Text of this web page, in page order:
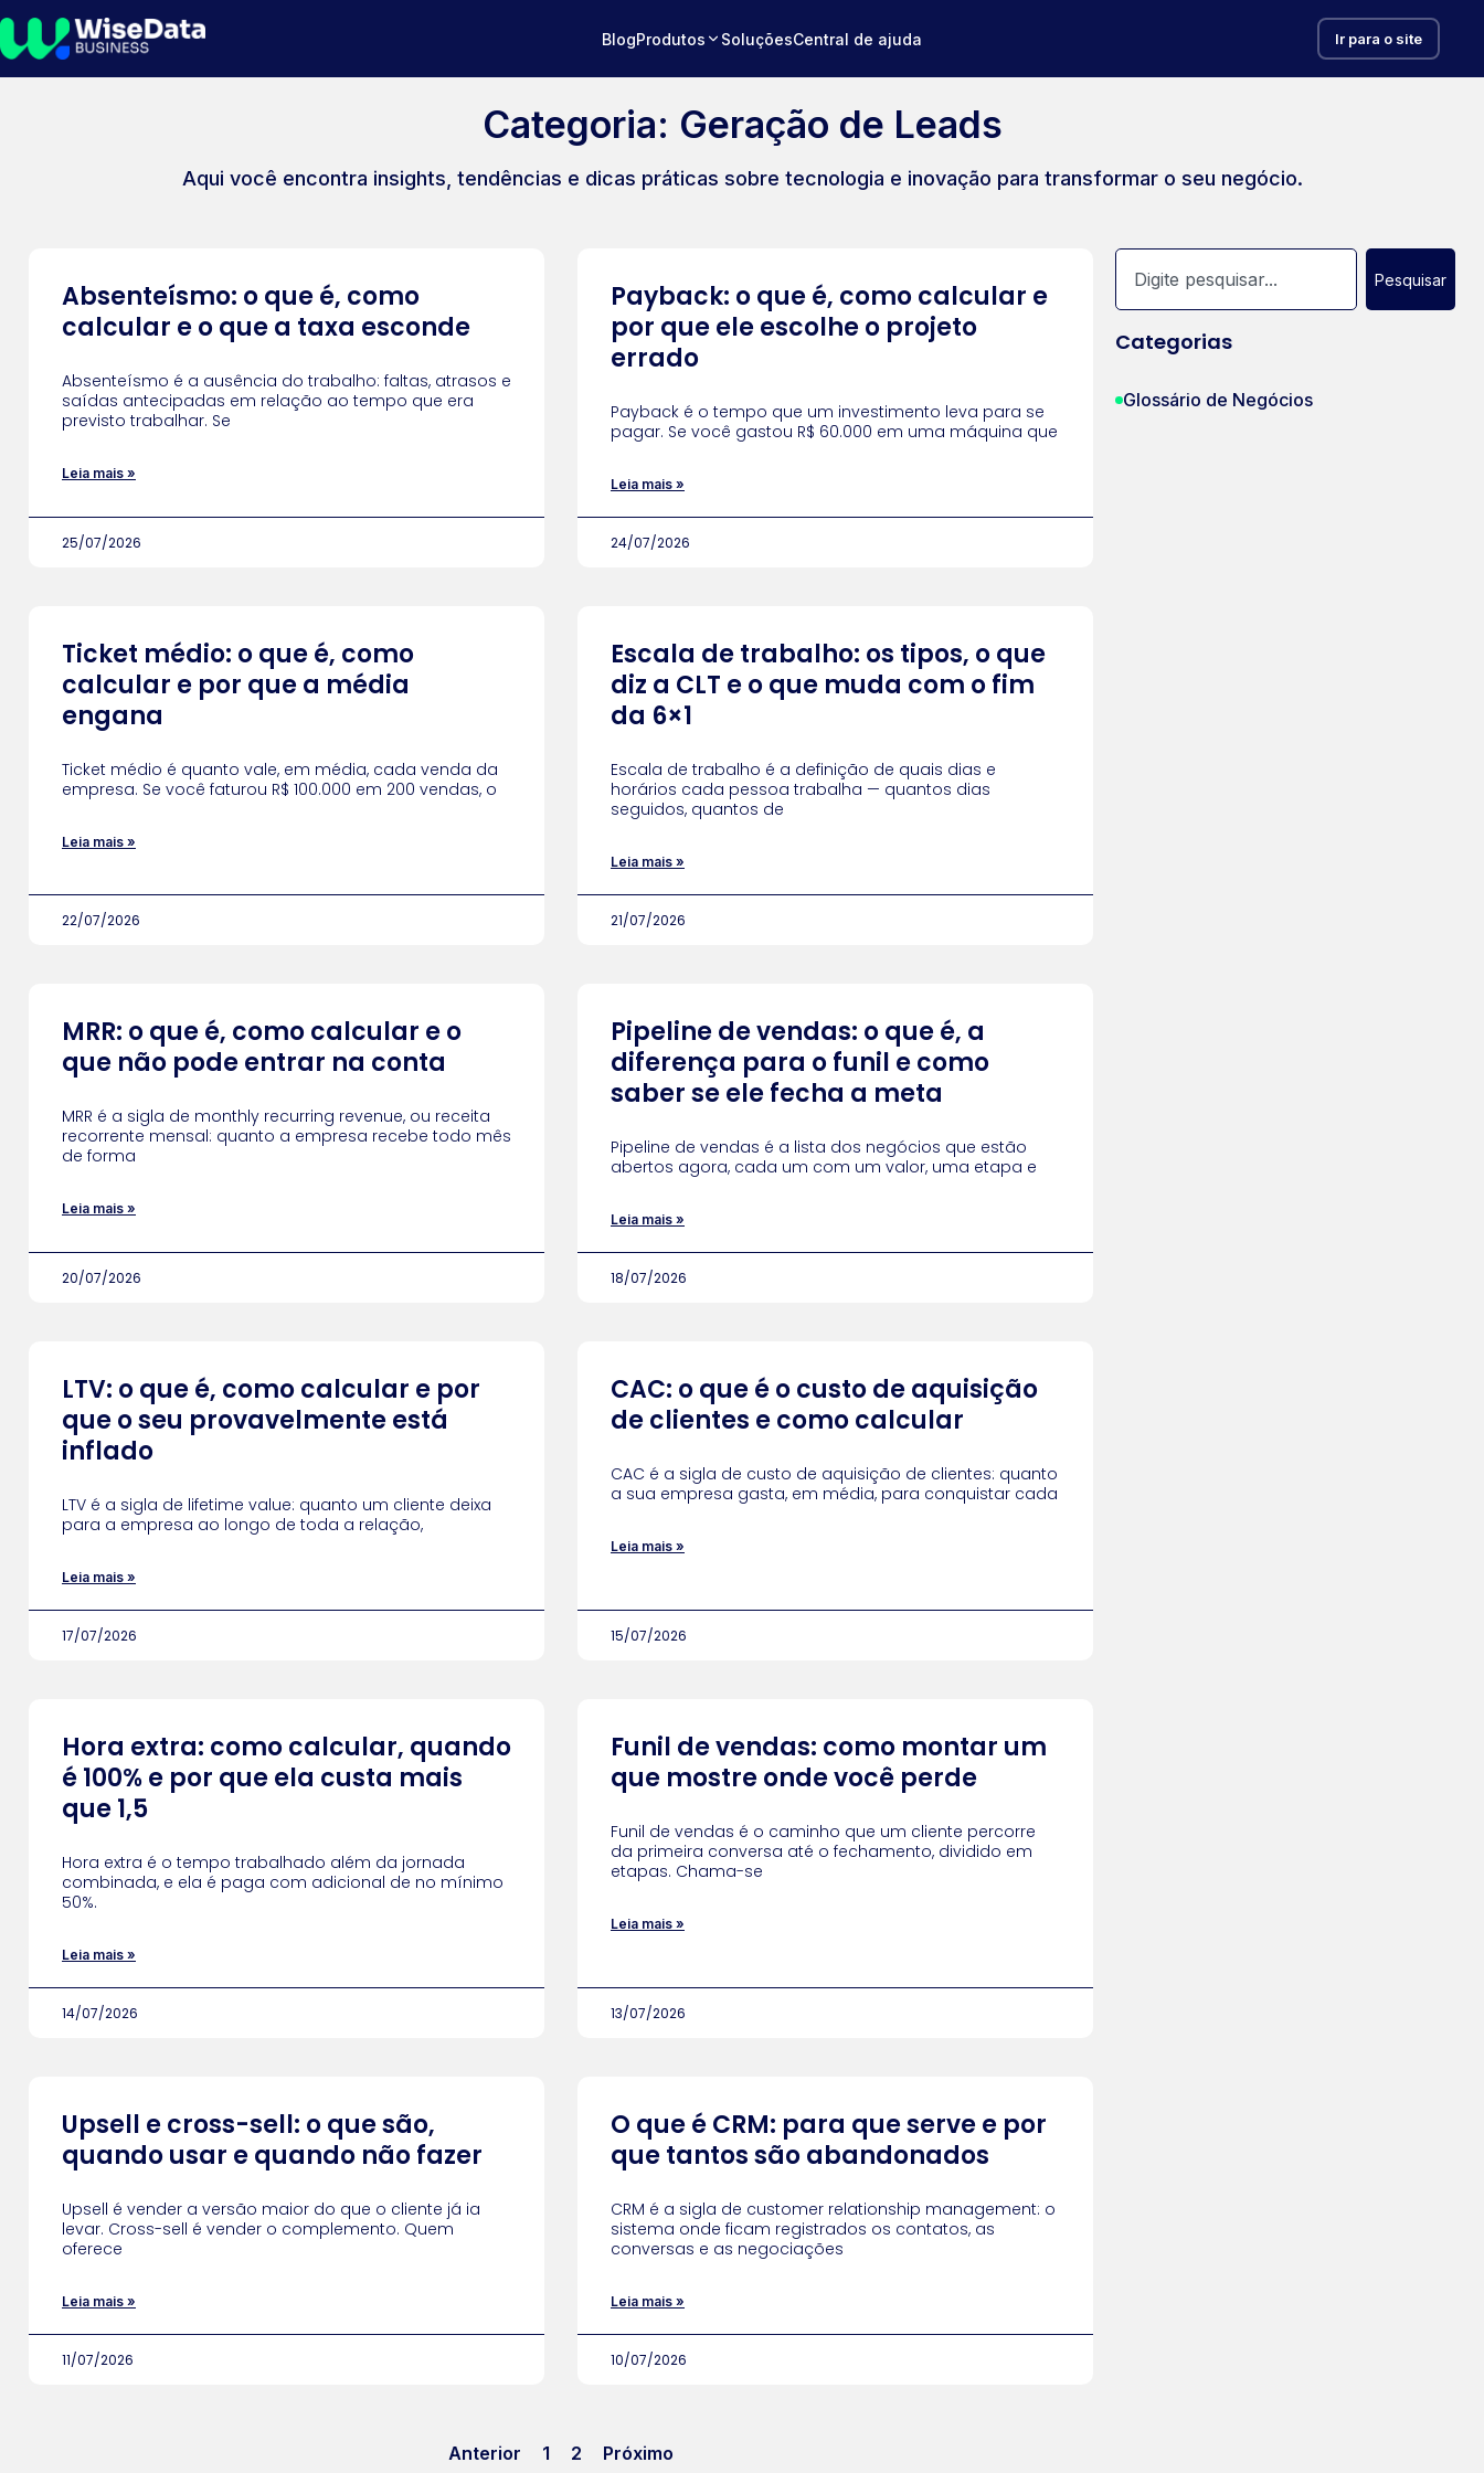
BlogProdutos SoluçõesCentral de ajuda Ir para o site
Categoria: Geração de Leads
Aqui você encontra insights, tendências e dicas práticas sobre tecnologia e inovação para transformar o seu negócio.
Absenteísmo: o que é, como
calcular e o que a taxa esconde
Absenteísmo é a ausência do trabalho: faltas, atrasos e
saídas antecipadas em relação ao tempo que era
previsto trabalhar. Se
Leia mais »
25/07/2026
Payback: o que é, como calcular e
por que ele escolhe o projeto
errado
Payback é o tempo que um investimento leva para se
pagar. Se você gastou R$ 60.000 em uma máquina que
Leia mais »
24/07/2026
Ticket médio: o que é, como
calcular e por que a média
engana
Ticket médio é quanto vale, em média, cada venda da
empresa. Se você faturou R$ 100.000 em 200 vendas, o
Leia mais »
22/07/2026
Escala de trabalho: os tipos, o que
diz a CLT e o que muda com o fim
da 6×1
Escala de trabalho é a definição de quais dias e
horários cada pessoa trabalha — quantos dias
seguidos, quantos de
Leia mais »
21/07/2026
MRR: o que é, como calcular e o
que não pode entrar na conta
MRR é a sigla de monthly recurring revenue, ou receita
recorrente mensal: quanto a empresa recebe todo mês
de forma
Leia mais »
20/07/2026
Pipeline de vendas: o que é, a
diferença para o funil e como
saber se ele fecha a meta
Pipeline de vendas é a lista dos negócios que estão
abertos agora, cada um com um valor, uma etapa e
Leia mais »
18/07/2026
LTV: o que é, como calcular e por
que o seu provavelmente está
inflado
LTV é a sigla de lifetime value: quanto um cliente deixa
para a empresa ao longo de toda a relação,
Leia mais »
17/07/2026
CAC: o que é o custo de aquisição
de clientes e como calcular
CAC é a sigla de custo de aquisição de clientes: quanto
a sua empresa gasta, em média, para conquistar cada
Leia mais »
15/07/2026
Hora extra: como calcular, quando
é 100% e por que ela custa mais
que 1,5
Hora extra é o tempo trabalhado além da jornada
combinada, e ela é paga com adicional de no mínimo
50%.
Leia mais »
14/07/2026
Funil de vendas: como montar um
que mostre onde você perde
Funil de vendas é o caminho que um cliente percorre
da primeira conversa até o fechamento, dividido em
etapas. Chama-se
Leia mais »
13/07/2026
Upsell e cross-sell: o que são,
quando usar e quando não fazer
Upsell é vender a versão maior do que o cliente já ia
levar. Cross-sell é vender o complemento. Quem
oferece
Leia mais »
11/07/2026
O que é CRM: para que serve e por
que tantos são abandonados
CRM é a sigla de customer relationship management: o
sistema onde ficam registrados os contatos, as
conversas e as negociações
Leia mais »
10/07/2026
Anterior 1 2 Próximo
Pesquisar
Categorias
Glossário de Negócios